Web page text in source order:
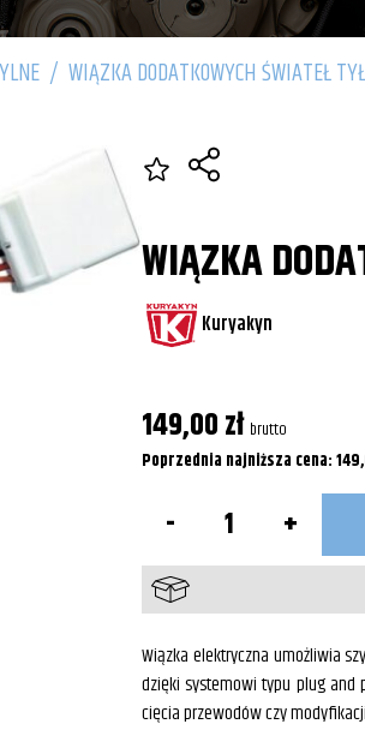
/ WIĄZKA DODATKOWYCH ŚWIATEŁ TYŁ
WIĄZKA
Kuryakyn
149,00zł brutto
Poprzednia najniższa cena:
Wiązka
dodatkowych
świateł
Wiązka elektryczna umożliwia
dzięki systemowi typu plug and
cięcia przewodów czy